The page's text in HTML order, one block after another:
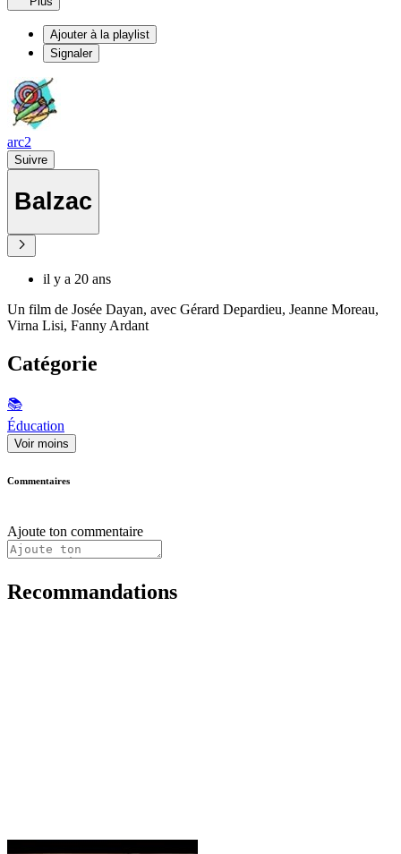
Ajouter à la playlist
Signaler
arc2
Suivre
Balzac
il y a 20 ans
Un film de Josée Dayan, avec Gérard Depardieu, Jeanne Moreau,
Virna Lisi, Fanny Ardant
Catégorie
📚
Éducation
Voir moins
Commentaires
Ajoute ton commentaire
Recommandations